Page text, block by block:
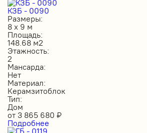
КЗБ - 0090
Размеры:
8 х 9 м
Площадь:
148.68 м2
Этажность:
2
Мансарда:
Нет
Материал:
Керамзитоблок
Тип:
Дом
от 3 865 680 ₽
Подробнее